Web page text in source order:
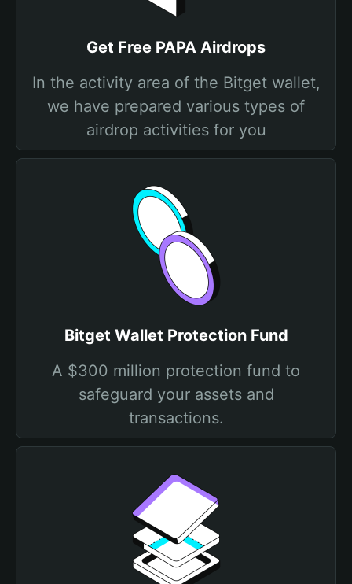
Get Free PAPA Airdrops
In the activity area of the Bitget wallet,
we have prepared various types of
airdrop activities for you
Bitget Wallet Protection Fund
A $300 million protection fund to
safeguard your assets and
transactions.